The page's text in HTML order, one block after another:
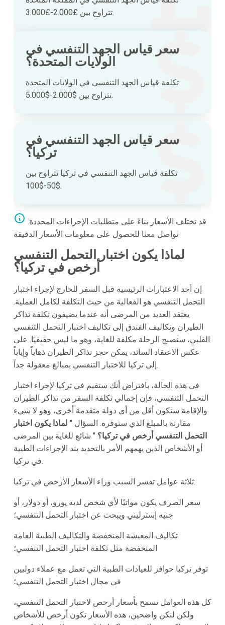
تتراوح بين £2.000-£3.000.
سعر قياس الجهد التنفسي في
الولايات المتحدة؟
تكلفة قياس الجهد التنفسي في الولايات المتحدة
تتراوح بين $2.000-$5.000.
سعر قياس الجهد التنفسي في
تركيا؟
تكلفة قياس الجهد التنفسي في تركيا تتراوح بين
$50-$100.
تواصل معنا للحصول على معلومات الأسعار الدقيقة.
لماذا يكون اختبار التحمل التنفسي
أرخص في تركيا؟
إن أحد الاعتبارات الرئيسية قبل السفر للخارج لإجراء اختبار
التحمل التنفسي هو الفعالية من حيث التكلفة لكامل العملية.
يعتقد العديد من المرضى أنه عندما يضيفون تكلفة تذاكر
الطيران وتكاليف الفندق إلى تكاليف اختبار التحمل التنفسي
القلبي، ستصبح الرحلة مكلفة للغاية، وهو ما ليس حقيقيًا. على
عكس الاعتقاد السائد، يمكن حجز تذاكر الطيران ذهاباً وإياباً
إلى تركيا للاختبار التنفسي بمبالغ معقولة جداً.
في هذه الحالة، بافتراض أنك ستقيم في تركيا لإجراء اختبار
التحمل التنفسي، فإن إجمالي تكلفة السفر من تذاكر الطيران
والإقامة ستكون أقل من أي دولة متقدمة أخرى، وهو لا شيء
مقارنة بالمبلغ الذي ستوفره. السؤال " لماذا يكون اختبار
التحمل التنفسي أرخص في تركيا؟ " شائع للغاية بين المرضى
أو الأشخاص الذين يهمهم الأمر بالتحديد بند الإجراءات الطبية
في تركيا.
ثلاثة عوامل تفسر السبب وراء الأسعار الأرخص في تركيا:
سعر الصرف يكون مواتيًا لأي شخص لديه يورو، أو دولار، أو
جنيه إسترليني ويبحث عن اختبار التحمل التنفسي؛
تكاليف المعيشة المنخفضة والتكاليف الطبية العامة
المنخفضة مثل تكلفة اختبار التحمل التنفسي؛
توفر تركيا حوافز للعيادات الطبية التي تعمل مع عملاء دوليين
في مجال اختبار التحمل التنفسي؛
كل هذه العوامل تسمح بأسعار أرخص لاختبار التحمل التنفسي،
ولكن لنكن واضحين، هذه الأسعار تكون أرخص للأشخاص